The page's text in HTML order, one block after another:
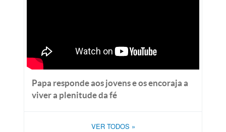
Papa responde aos jovens e os encoraja a
viver a plenitude da fé
VER TODOS »